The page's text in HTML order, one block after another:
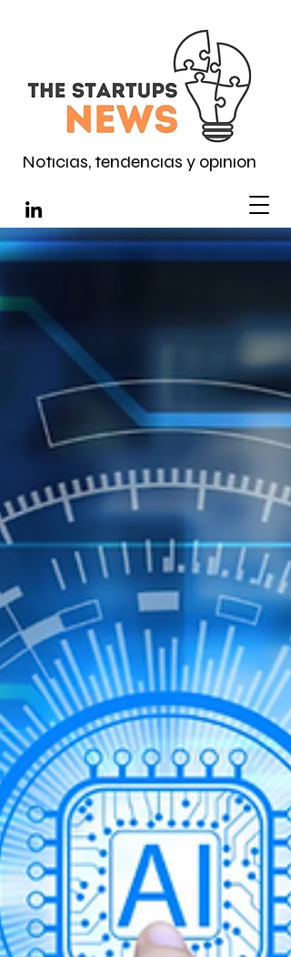
Noticias, tendencias y opinión